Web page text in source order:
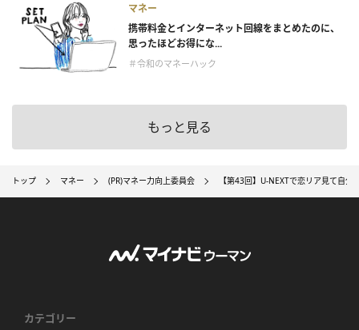
マネー
携帯料金とインターネット回線をまとめたのに、
思ったほどお得にな...
＃令和のマネーハック
もっと見る
トップ マネー (PR)マネー力向上委員会 【第43回】U-NEXTで恋リア見て自分
カテゴリー